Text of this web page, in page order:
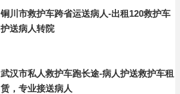
铜川市救护车跨省运送病人-出租120救护车
护送病人转院
武汉市私人救护车跑长途-病人护送救护车租
赁，专业接送病人